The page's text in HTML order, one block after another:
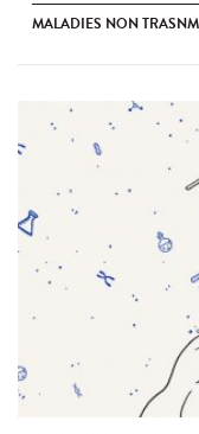
MALADIES NON